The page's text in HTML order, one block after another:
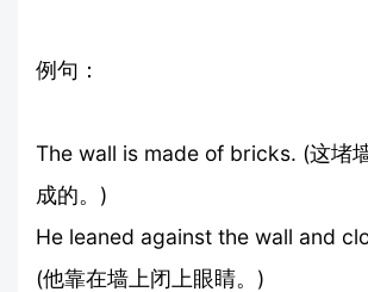
例句：
The wall is made of bricks. (这堵
成的。)
He leaned against the wall and
(他靠在墙上闭上眼睛。)